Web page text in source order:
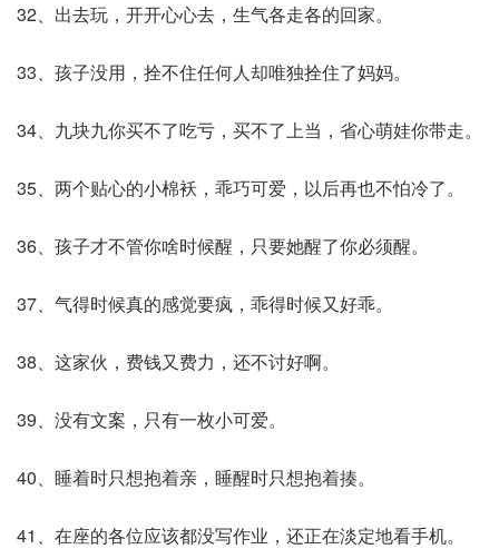
32、出去玩，开开心心去，生气各走各的回家。
33、孩子没用，拴不住任何人却唯独拴住了妈妈。
34、九块九你买不了吃亏，买不了上当，省心萌娃你带走。
35、两个贴心的小棉袄，乖巧可爱，以后再也不怕冷了。
36、孩子才不管你啥时候醒，只要她醒了你必须醒。
37、气得时候真的感觉要疯，乖得时候又好乖。
38、这家伙，费钱又费力，还不讨好啊。
39、没有文案，只有一枚小可爱。
40、睡着时只想抱着亲，睡醒时只想抱着揍。
41、在座的各位应该都没写作业，还正在淡定地看手机。